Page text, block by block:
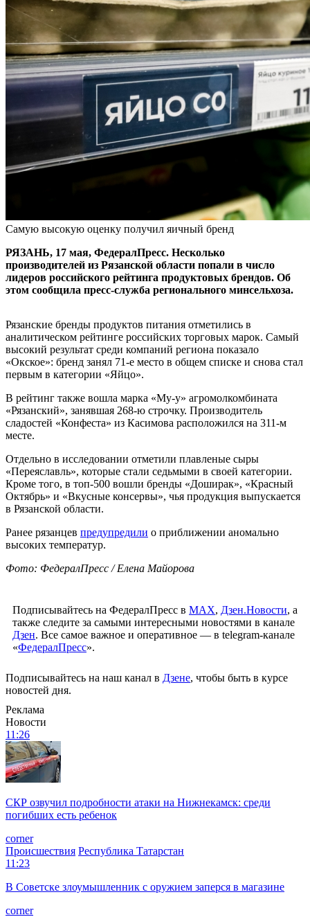
Самую высокую оценку получил яичный бренд
РЯЗАНЬ, 17 мая, ФедералПресс. Несколько
производителей из Рязанской области попали в число
лидеров российского рейтинга продуктовых брендов. Об
этом сообщила пресс-служба регионального минсельхоза.
Рязанские бренды продуктов питания отметились в
аналитическом рейтинге российских торговых марок. Самый
высокий результат среди компаний региона показало
«Окское»: бренд занял 71-е место в общем списке и снова стал
первым в категории «Яйцо».
В рейтинг также вошла марка «Му-у» агромолкомбината
«Рязанский», занявшая 268-ю строчку. Производитель
сладостей «Конфеста» из Касимова расположился на 311-м
месте.
Отдельно в исследовании отметили плавленые сыры
«Переяславль», которые стали седьмыми в своей категории.
Кроме того, в топ-500 вошли бренды «Доширак», «Красный
Октябрь» и «Вкусные консервы», чья продукция выпускается
в Рязанской области.
Ранее рязанцев предупредили о приближении аномально
высоких температур.
Фото: ФедералПресс / Елена Майорова
Подписывайтесь на ФедералПресс в МАХ, Дзен.Новости, а
также следите за самыми интересными новостями в канале
Дзен. Все самое важное и оперативное — в telegram-канале
«ФедералПресс».
Подписывайтесь на наш канал в Дзене, чтобы быть в курсе
новостей дня.
Реклама
Новости
11:26
СКР озвучил подробности атаки на Нижнекамск: среди
погибших есть ребенок
corner
Происшествия Республика Татарстан
11:23
В Советске злоумышленник с оружием заперся в магазине
corner